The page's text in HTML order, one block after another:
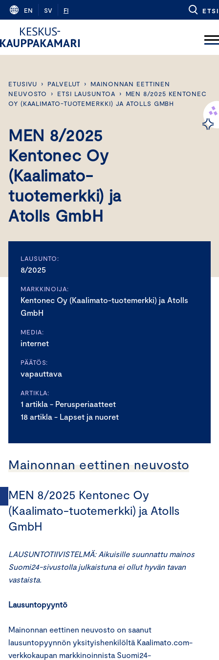
Skip
content
EN SV FI ETSI
ETUSIVU › PALVELUT ›
MAINONNAN EETTINEN
NEUVOSTO
› ETSI LAUSUNTOA ›
MEN 8/2025 KENTONEC
OY (KAALIMATO-TUOTEMERKKI) JA ATOLLS GMBH
MEN 8/2025
Kentonec Oy
(Kaalimato-
tuotemerkki) ja
Atolls GmbH
LAUSUNTO:
8/2025
MARKKINOIJA:
Kentonec Oy (Kaalimato-tuotemerkki) ja Atolls
GmbH
MEDIA:
internet
PÄÄTÖS:
vapauttava
ARTIKLA:
1 artikla - Perusperiaatteet
18 artikla - Lapset ja nuoret
Mainonnan eettinen neuvosto
MEN 8/2025 Kentonec Oy
(Kaalimato-tuotemerkki) ja Atolls
GmbH
LAUSUNTOTIIVISTELMÄ: Aikuisille suunnattu mainos
Suomi24-sivustolla julkaistuna ei ollut hyvän tavan
vastaista.
Lausuntopyyntö
Mainonnan eettinen neuvosto on saanut
lausuntopyynnön yksityishenkilöltä Kaalimato.com-
verkkokaupan markkinoinnista Suomi24-